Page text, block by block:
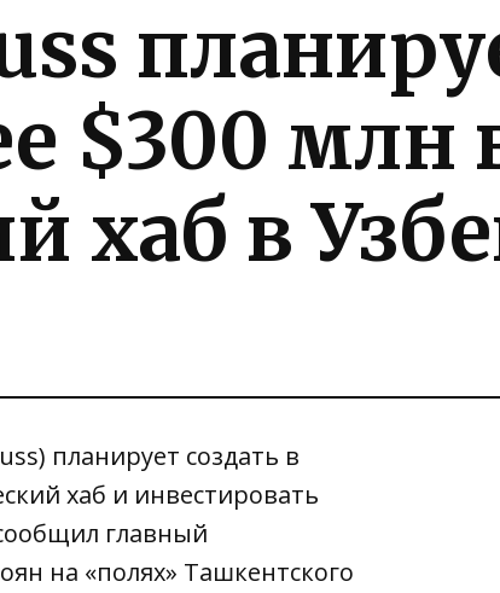
$300 млн
хаб в
планирует создать в
хаб и инвестировать
главный
на «полях» Ташкентского